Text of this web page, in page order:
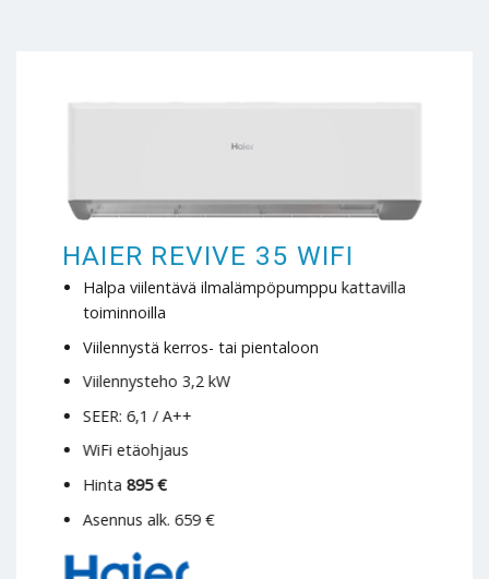
HAIER REVIVE 35 WIFI
Halpa viilentävä ilmalämpöpumppu kattavilla
toiminnoilla
Viilennystä kerros- tai pientaloon
Viilennysteho 3,2 kW
SEER: 6,1 / A++
WiFi etäohjaus
Hinta 895 €
Asennus alk. 659 €